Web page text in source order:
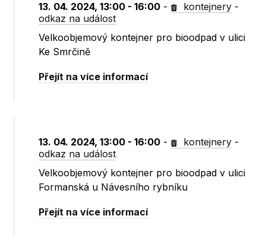
13. 04. 2024, 13:00 - 16:00 - kontejnery -
odkaz na událost
Velkoobjemový kontejner pro bioodpad v ulici
Ke Smrčině
Přejít na více informací
13. 04. 2024, 13:00 - 16:00 - kontejnery -
odkaz na událost
Velkoobjemový kontejner pro bioodpad v ulici
Formanská u Návesního rybníku
Přejít na více informací